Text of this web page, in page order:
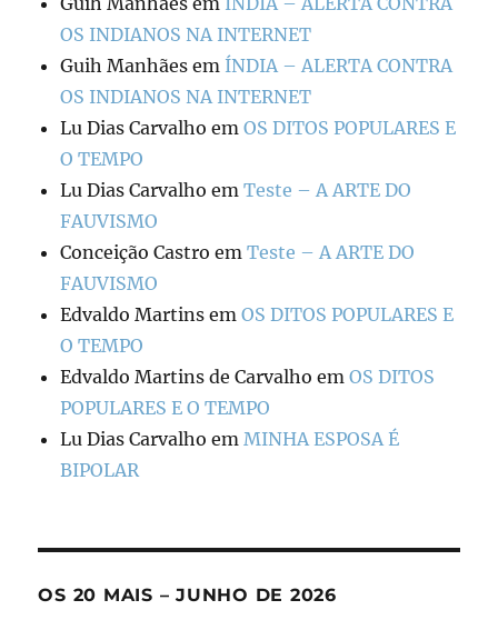
OS INDIANOS NA INTERNET
Guih Manhães em ÍNDIA – ALERTA CONTRA
OS INDIANOS NA INTERNET
Lu Dias Carvalho emOS DITOS POPULARES E
O TEMPO
Lu Dias Carvalho emTeste – A ARTE DO
FAUVISMO
Conceição Castro emTeste – A ARTE DO
FAUVISMO
Edvaldo Martins emOS DITOS POPULARES E
O TEMPO
Edvaldo Martins de Carvalho emOS DITOS
POPULARES E O TEMPO
Lu Dias Carvalho em MINHA ESPOSA É
BIPOLAR
OS 20 MAIS – JUNHO DE 2026